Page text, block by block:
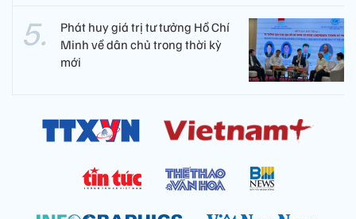
Phát huy giá trị tư tưởng Hồ Chí
Minh về dân chủ trong thời kỳ
mới